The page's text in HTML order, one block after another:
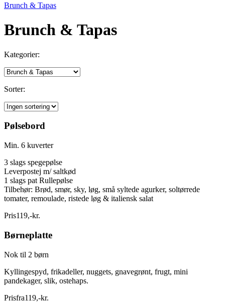
Brunch & Tapas
Brunch & Tapas
Kategorier:
Sorter:
Pølsebord
Min. 6 kuverter
3 slags spegepølse
Leverpostej m/ saltkød
1 slags pat Rullepølse
Tilbehør: Brød, smør, sky, løg, små syltede agurker, soltørrede
tomater, remoulade, ristede løg & italiensk salat
Pris119,-kr.
Børneplatte
Nok til 2 børn
Kyllingespyd, frikadeller, nuggets, gnavegrønt, frugt, mini
pandekager, slik, ostehaps.
Prisfra119,-kr.